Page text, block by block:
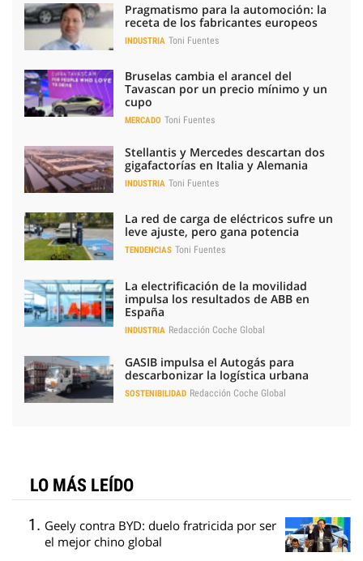
Pragmatismo para la automoción: la
receta de los fabricantes europeos
INDUSTRIA Toni Fuentes
Bruselas cambia el arancel del
Tavascan por un precio mínimo y un
cupo
MERCADO Toni Fuentes
Stellantis y Mercedes descartan dos
gigafactorías en Italia y Alemania
INDUSTRIA Toni Fuentes
La red de carga de eléctricos sufre un
leve ajuste, pero gana potencia
TENDENCIAS Toni Fuentes
La electrificación de la movilidad
impulsa los resultados de ABB en
España
INDUSTRIA Redacción Coche Global
GASIB impulsa el Autogás para
descarbonizar la logística urbana
SOSTENIBILIDAD Redacción Coche Global
LO MÁS LEÍDO
Geely contra BYD: duelo fratricida por ser
el mejor chino global